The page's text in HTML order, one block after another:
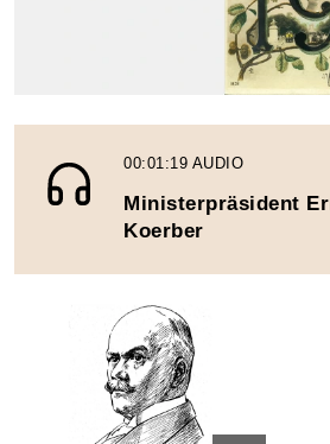
00:01:19 AUDIO
Ministerpräsident
Koerber